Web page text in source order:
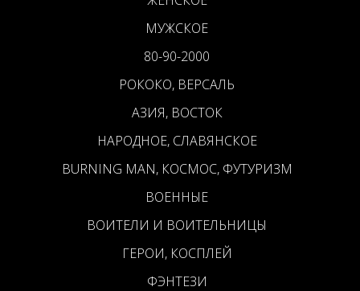
МУЖСКОЕ
80-90-2000
РОКОКО, ВЕРСАЛЬ
АЗИЯ, ВОСТОК
НАРОДНОЕ, СЛАВЯНСКОЕ
BURNING MAN, КОСМОС, ФУТУРИЗМ
ВОЕННЫЕ
ВОИТЕЛИ И ВОИТЕЛЬНИЦЫ
ГЕРОИ, КОСПЛЕЙ
ФЭНТЕЗИ